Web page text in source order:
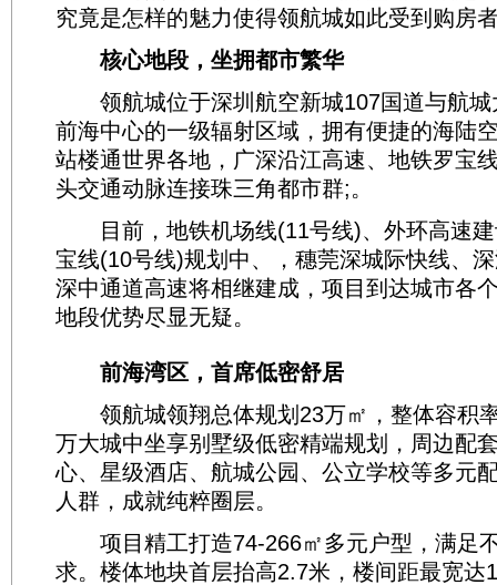
究竟是怎样的魅力使得领航城如此受到购房
核心地段，坐拥都市繁华
领航城位于深圳航空新城107国道与航城
前海中心的一级辐射区域，拥有便捷的海陆
站楼通世界各地，广深沿江高速、地铁罗宝
头交通动脉连接珠三角都市群;。
目前，地铁机场线(11号线)、外环高速建
宝线(10号线)规划中、，穗莞深城际快线、
深中通道高速将相继建成，项目到达城市各
地段优势尽显无疑。
前海湾区，首席低密舒居
领航城领翔总体规划23万㎡，整体容积
万大城中坐享别墅级低密精端规划，周边配
心、星级酒店、航城公园、公立学校等多元
人群，成就纯粹圈层。
项目精工打造74-266㎡多元户型，满足
求。楼体地块首层抬高2.7米，楼间距最宽达